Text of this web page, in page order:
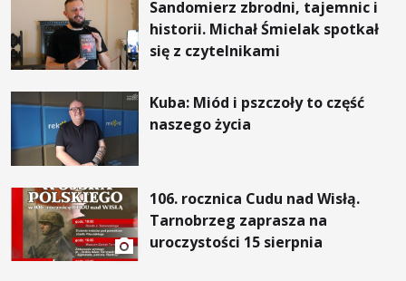
Sandomierz zbrodni, tajemnic i
historii. Michał Śmielak spotkał
się z czytelnikami
Kuba: Miód i pszczoły to część
naszego życia
106. rocznica Cudu nad Wisłą.
Tarnobrzeg zaprasza na
uroczystości 15 sierpnia